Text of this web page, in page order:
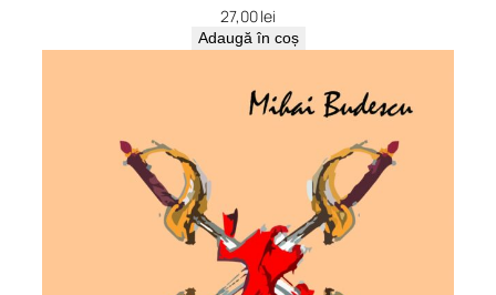
27,00lei
Adaugă în coș